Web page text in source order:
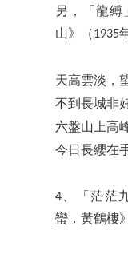
另，「龍縛
山》（1935
天高雲淡，
不到長城非
六盤山上高
今日長纓在
4、「茫茫
蠻．黃鶴樓